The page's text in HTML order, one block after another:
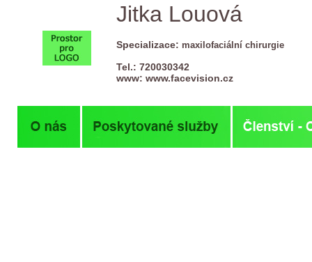
Jitka Louová
Specializace: maxilofaciální chirurgie
Tel.: 720030342
www: www.facevision.cz